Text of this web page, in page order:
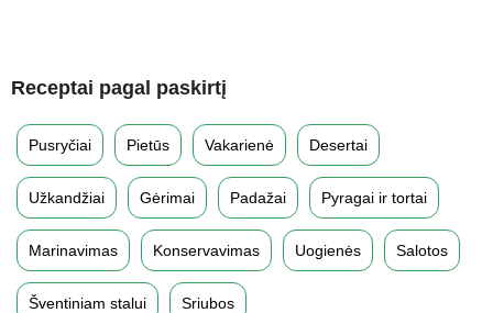
Receptai pagal paskirtį
Pusryčiai Pietūs Vakarienė Desertai
Užkandžiai Gėrimai Padažai Pyragai ir tortai
Marinavimas Konservavimas Uogienės Salotos
Šventiniam stalui Sriubos